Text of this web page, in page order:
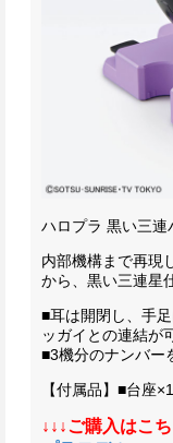
ハロプラ 黒い三連
内部機構まで再現
から、黒い三連星
■耳は開閉し、手
ッガイとの連結が
■3機分のナンバー
【付属品】 ■台座×1
↓↓↓ご購入はこ